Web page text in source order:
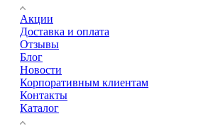
Акции
Доставка и оплата
Отзывы
Блог
Новости
Корпоративным клиентам
Контакты
Каталог